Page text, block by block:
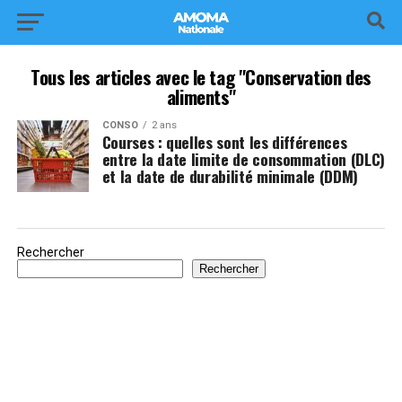
Tous les articles avec le tag "Conservation des
aliments"
CONSO 2 ans
Courses : quelles sont les différences
entre la date limite de consommation (DLC)
et la date de durabilité minimale (DDM)
Rechercher
Rechercher